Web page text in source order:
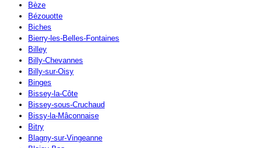
Bèze
Bézouotte
Biches
Bierry-les-Belles-Fontaines
Billey
Billy-Chevannes
Billy-sur-Oisy
Binges
Bissey-la-Côte
Bissey-sous-Cruchaud
Bissy-la-Mâconnaise
Bitry
Blagny-sur-Vingeanne